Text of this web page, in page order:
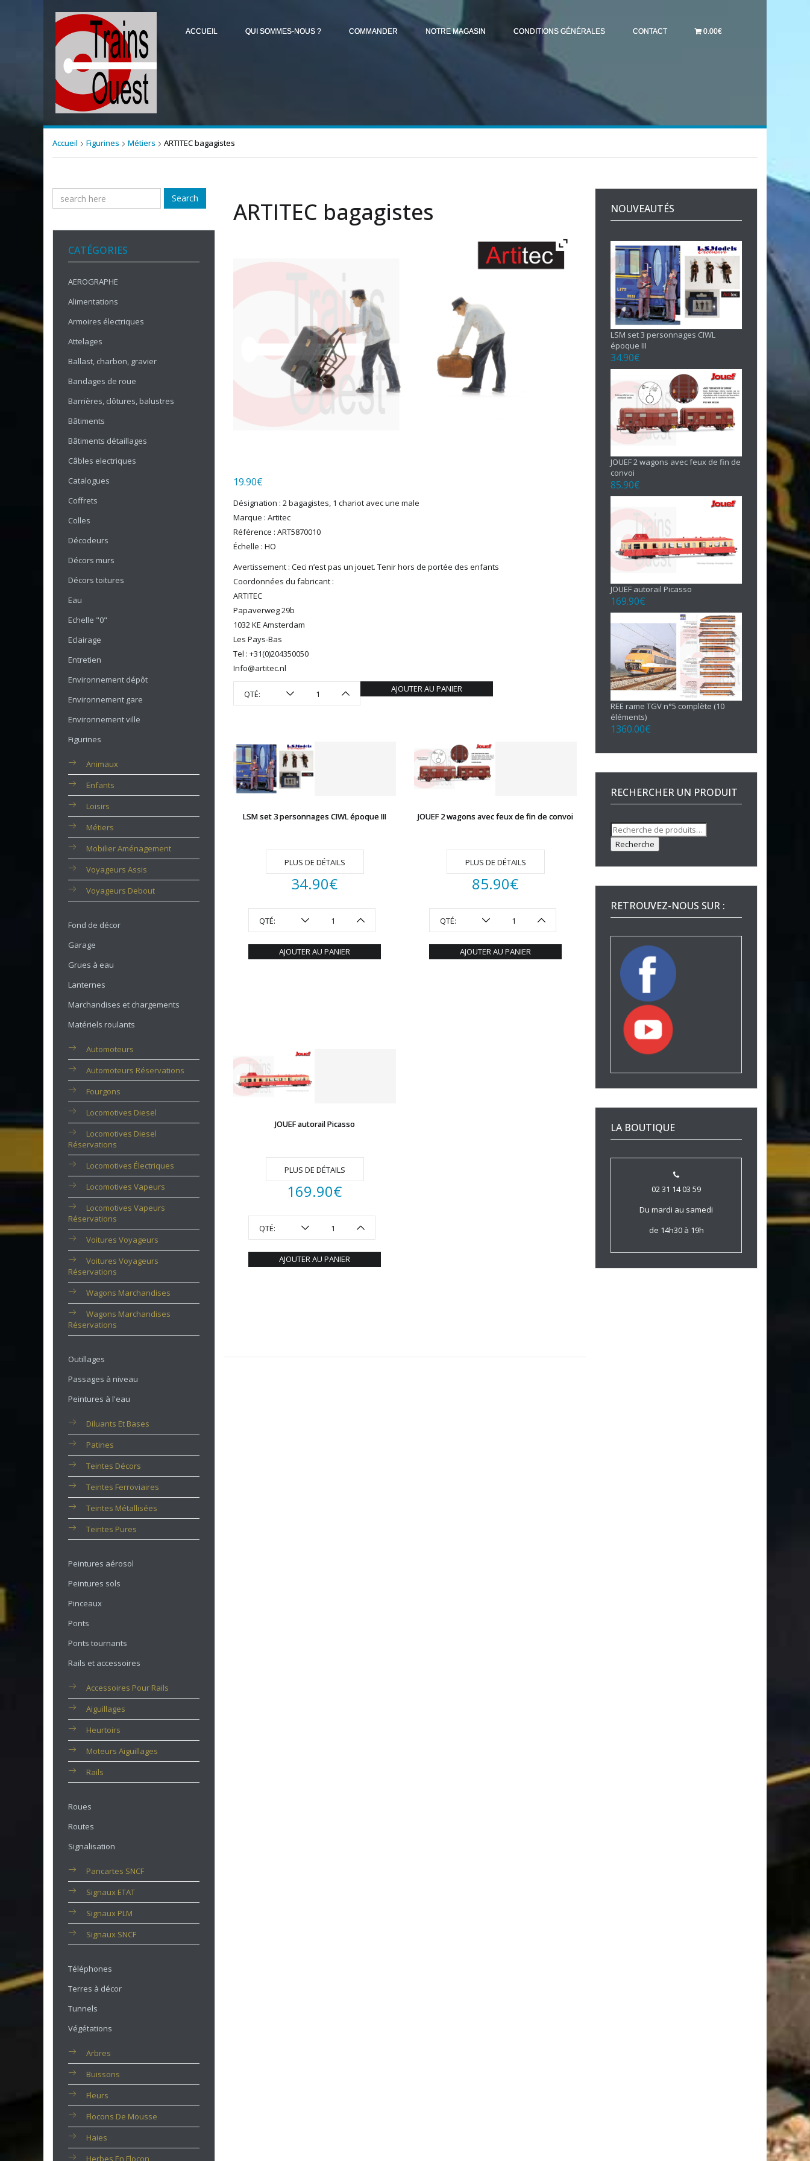
ACCUEIL QUI SOMMES-NOUS ? COMMANDER NOTRE MAGASIN CONDITIONS GÉNÉRALES CONTACT 0.00€
Accueil Figurines Métiers ARTITEC bagagistes
Search
CATÉGORIES
AEROGRAPHE
Alimentations
Armoires électriques
Attelages
Ballast, charbon, gravier
Bandages de roue
Barrières, clôtures, balustres
Bâtiments
Bâtiments détaillages
Câbles electriques
Catalogues
Coffrets
Colles
Décodeurs
Décors murs
Décors toitures
Eau
Echelle "0"
Eclairage
Entretien
Environnement dépôt
Environnement gare
Environnement ville
Figurines
Animaux
Enfants
Loisirs
Métiers
Mobilier Aménagement
Voyageurs Assis
Voyageurs Debout
Fond de décor
Garage
Grues à eau
Lanternes
Marchandises et chargements
Matériels roulants
Automoteurs
Automoteurs Réservations
Fourgons
Locomotives Diesel
Locomotives Diesel
Réservations
Locomotives Électriques
Locomotives Vapeurs
Locomotives Vapeurs
Réservations
Voitures Voyageurs
Voitures Voyageurs
Réservations
Wagons Marchandises
Wagons Marchandises
Réservations
Outillages
Passages à niveau
Peintures à l'eau
Diluants Et Bases
Patines
Teintes Décors
Teintes Ferroviaires
Teintes Métallisées
Teintes Pures
Peintures aérosol
Peintures sols
Pinceaux
Ponts
Ponts tournants
Rails et accessoires
Accessoires Pour Rails
Aiguillages
Heurtoirs
Moteurs Aiguillages
Rails
Roues
Routes
Signalisation
Pancartes SNCF
Signaux ETAT
Signaux PLM
Signaux SNCF
Téléphones
Terres à décor
Tunnels
Végétations
Arbres
Buissons
Fleurs
Flocons De Mousse
Haies
Herbes En Flocon
ARTITEC bagagistes
19.90€
Désignation : 2 bagagistes, 1 chariot avec une male
Marque : Artitec
Référence : ART5870010
Échelle : HO
Avertissement : Ceci n’est pas un jouet. Tenir hors de portée des enfants
Coordonnées du fabricant :
ARTITEC
Papaverweg 29b
1032 KE Amsterdam
Les Pays-Bas
Tel : +31(0)204350050
Info@artitec.nl
QTÉ: AJOUTER AU PANIER
LSM set 3 personnages CIWL époque III
PLUS DE DÉTAILS
34.90€
QTÉ:
AJOUTER AU PANIER
JOUEF 2 wagons avec feux de fin de convoi
PLUS DE DÉTAILS
85.90€
QTÉ:
AJOUTER AU PANIER
JOUEF autorail Picasso
PLUS DE DÉTAILS
169.90€
QTÉ:
AJOUTER AU PANIER
NOUVEAUTÉS
LSM set 3 personnages CIWL
époque III
34.90€
JOUEF 2 wagons avec feux de fin de
convoi
85.90€
JOUEF autorail Picasso
169.90€
REE rame TGV n°5 complète (10
éléments)
1360.00€
RECHERCHER UN PRODUIT
Recherche
pour :
Recherche
RETROUVEZ-NOUS SUR :
LA BOUTIQUE
02 31 14 03 59
Du mardi au samedi
de 14h30 à 19h